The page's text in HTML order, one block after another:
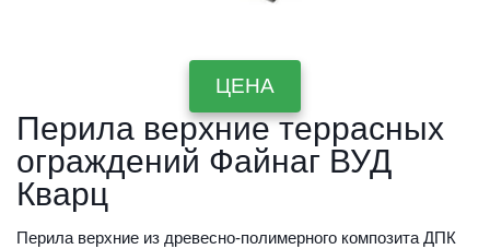
ЦЕНА
Перила верхние террасных
ограждений Файнаг ВУД
Кварц
Перила верхние из древесно-полимерного композита ДПК